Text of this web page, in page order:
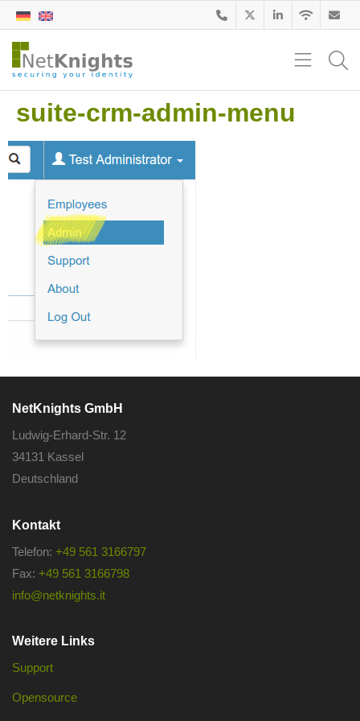
suite-crm-admin-menu
NetKnights GmbH
Ludwig-Erhard-Str. 12
34131 Kassel
Deutschland
Kontakt
Telefon: +49 561 3166797
Fax: +49 561 3166798
info@netknights.it
Weitere Links
Support
Opensource